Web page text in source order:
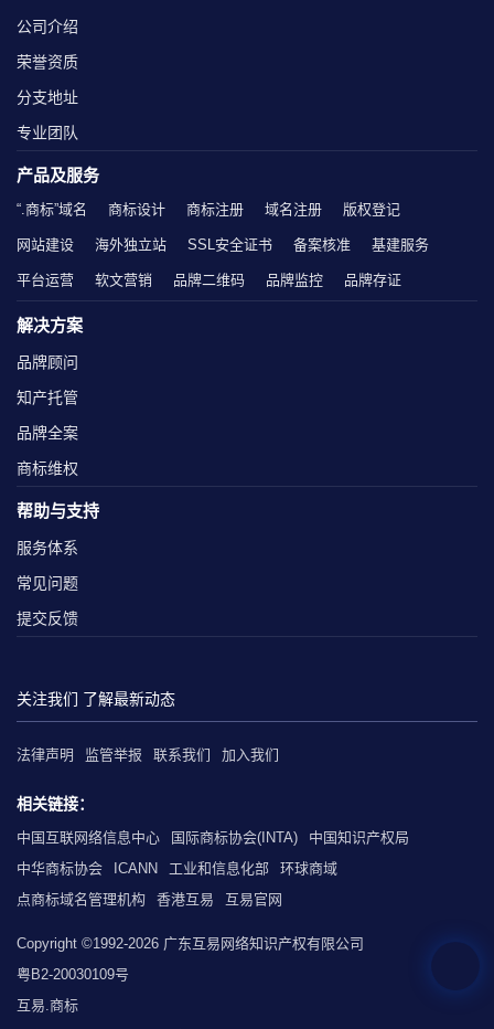
公司介绍
荣誉资质
分支地址
专业团队
产品及服务
“.商标”域名 商标设计 商标注册 域名注册 版权登记
网站建设 海外独立站 SSL安全证书 备案核准 基建服务
平台运营 软文营销 品牌二维码 品牌监控 品牌存证
解决方案
品牌顾问
知产托管
品牌全案
商标维权
帮助与支持
服务体系
常见问题
提交反馈
关注我们 了解最新动态
法律声明 监管举报 联系我们 加入我们
相关链接：
中国互联网络信息中心 国际商标协会(INTA)
中国知识产权局
中华商标协会
ICANN 工业和信息化部
环球商域
点商标域名管理机构
香港互易 互易官网
Copyright ©1992-2026 广东互易网络知识产权有限公司
粤B2-20030109号
互易.商标